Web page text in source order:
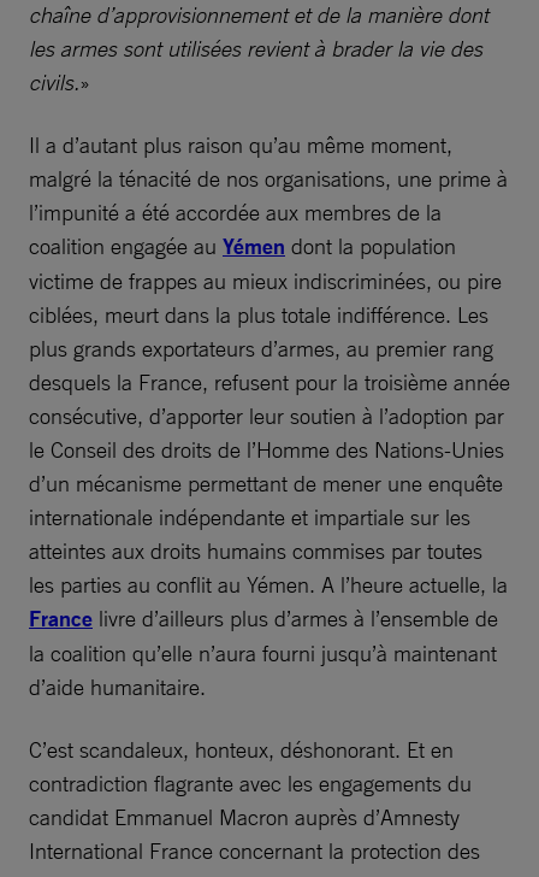
chaîne d’approvisionnement et de la manière dont
les armes sont utilisées revient à brader la vie des
civils.»
Il a d’autant plus raison qu’au même moment,
malgré la ténacité de nos organisations, une prime à
l’impunité a été accordée aux membres de la
coalition engagée au Yémen dont la population
victime de frappes au mieux indiscriminées, ou pire
ciblées, meurt dans la plus totale indifférence. Les
plus grands exportateurs d’armes, au premier rang
desquels la France, refusent pour la troisième année
consécutive, d’apporter leur soutien à l’adoption par
le Conseil des droits de l’Homme des Nations-Unies
d’un mécanisme permettant de mener une enquête
internationale indépendante et impartiale sur les
atteintes aux droits humains commises par toutes
les parties au conflit au Yémen. A l’heure actuelle, la
France livre d’ailleurs plus d’armes à l’ensemble de
la coalition qu’elle n’aura fourni jusqu’à maintenant
d’aide humanitaire.
C’est scandaleux, honteux, déshonorant. Et en
contradiction flagrante avec les engagements du
candidat Emmanuel Macron auprès d’Amnesty
International France concernant la protection des